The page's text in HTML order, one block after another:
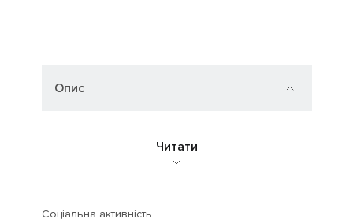
Опис
Читати
Соціальна активність